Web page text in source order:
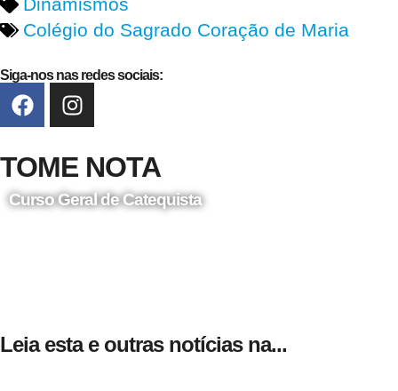
Dinamismos
Colégio do Sagrado Coração de Maria
Siga-nos nas redes sociais:
TOME NOTA
Curso Geral de Catequista
Leia esta e outras notícias na...